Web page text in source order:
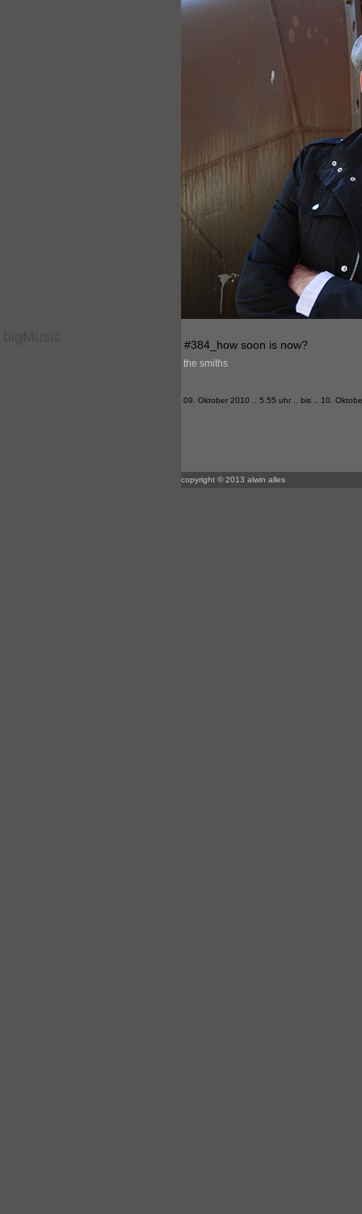
#384_how soon is now?
the smiths
09. Oktober 2010 .. 5.55 uhr .. bis .. 10.
copyright © 2013 alwin alles